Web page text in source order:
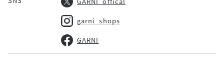
garni_shops
GARNI